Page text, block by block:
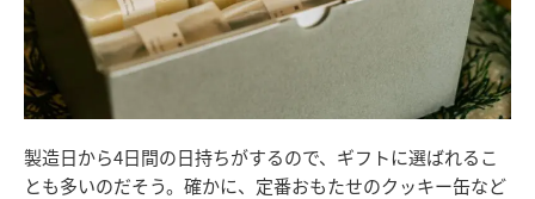
製造日から4日間の日持ちがするので、ギフトに選ばれるこ
とも多いのだそう。確かに、定番おもたせのクッキー缶など